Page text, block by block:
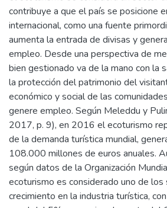
contribuye a que el país se posicione
internacional, como una fuente
aumenta la entrada de divisas y
empleo. Desde una perspectiva de
bien gestionado va de la mano con la
la protección del patrimonio del
económico y social de las
genere empleo. Según Meleddu y
2017, p. 9), en 2016 el ecoturismo
de la demanda turística mundial,
108.000 millones de euros anuales.
según datos de la Organización
ecoturismo es considerado uno de
crecimiento en la industria turística,